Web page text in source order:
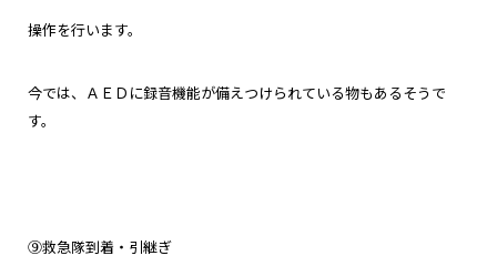
操作を行います。
今では、ＡＥＤに録音機能が備えつけられている物もあるそうで
す。
⑨救急隊到着・引継ぎ